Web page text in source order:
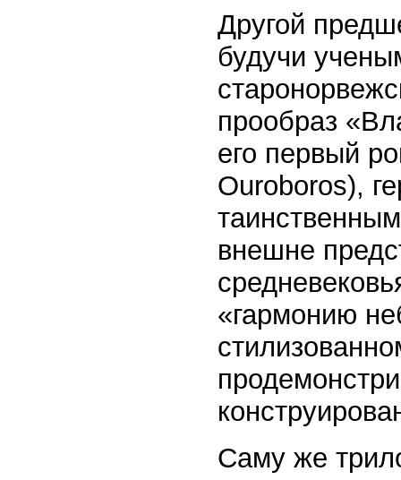
Другой
будучи
прообраз
его первый
Ouroboros),
внешне
«гармонию
Саму же